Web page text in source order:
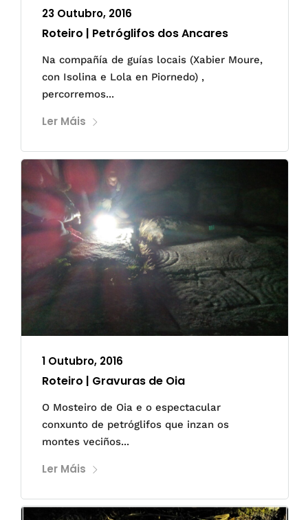
23 Outubro, 2016
Roteiro | Petróglifos dos Ancares
Na compañía de guías locais (Xabier Moure,
con Isolina e Lola en Piornedo) ,
percorremos...
Ler Máis
1 Outubro, 2016
Roteiro | Gravuras de Oia
O Mosteiro de Oia e o espectacular
conxunto de petróglifos que inzan os
montes veciños...
Ler Máis